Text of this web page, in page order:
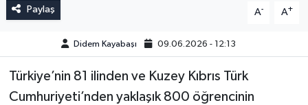
Paylaş A- A+
Didem Kayabaşı 09.06.2026 - 12:13
Türkiye’nin 81 ilinden ve Kuzey Kıbrıs Türk
Cumhuriyeti’nden yaklaşık 800 öğrencinin